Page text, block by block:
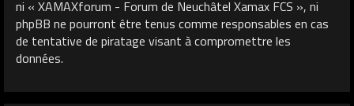
ni « XAMAXforum - Forum de Neuchâtel Xamax FCS », ni
phpBB ne pourront être tenus comme responsables en cas
de tentative de piratage visant à compromettre les
données.